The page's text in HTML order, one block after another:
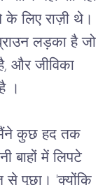
लिए राज़ी थे।
लड़का है जो
और जीविका
।
मैंने कुछ हद तक
बाहों में लिपटे
से पूछा। 'क्योंकि